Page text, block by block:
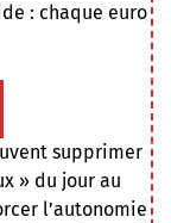
: chaque euro
supprimer
» du jour au
l’autonomie